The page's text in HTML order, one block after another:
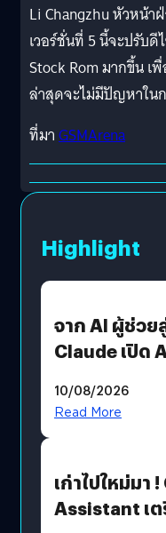
Li Changzhu หัวหน้า
เวอร์ชั่นที่ 5 นี้จะปรับดี
Stock Rom มากขึ้น เ
ล่าสุดจะไม่มีปัญหาใน
ที่มาGSMArena
Highlight
จาก AI ผู้ช่วย
Claude เปิด
10/08/2026
Read More
เก่าไปใหม่มา
Assistant เ